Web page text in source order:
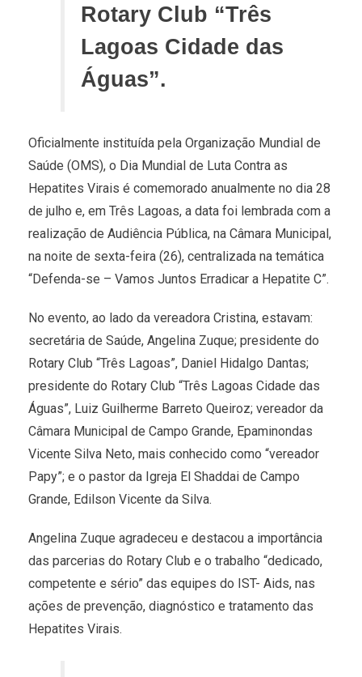
Rotary Club “Três
Lagoas Cidade das
Águas”.
Oficialmente instituída pela Organização Mundial de
Saúde (OMS), o Dia Mundial de Luta Contra as
Hepatites Virais é comemorado anualmente no dia 28
de julho e, em Três Lagoas, a data foi lembrada com a
realização de Audiência Pública, na Câmara Municipal,
na noite de sexta-feira (26), centralizada na temática
“Defenda-se – Vamos Juntos Erradicar a Hepatite C”.
No evento, ao lado da vereadora Cristina, estavam:
secretária de Saúde, Angelina Zuque; presidente do
Rotary Club “Três Lagoas”, Daniel Hidalgo Dantas;
presidente do Rotary Club “Três Lagoas Cidade das
Águas”, Luiz Guilherme Barreto Queiroz; vereador da
Câmara Municipal de Campo Grande, Epaminondas
Vicente Silva Neto, mais conhecido como “vereador
Papy”; e o pastor da Igreja El Shaddai de Campo
Grande, Edilson Vicente da Silva.
Angelina Zuque agradeceu e destacou a importância
das parcerias do Rotary Club e o trabalho “dedicado,
competente e sério” das equipes do IST- Aids, nas
ações de prevenção, diagnóstico e tratamento das
Hepatites Virais.